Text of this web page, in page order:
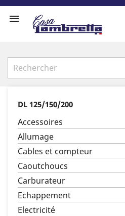

DL 125/150/200
Accessoires
Allumage
Cables et compteur
Caoutchoucs
Carburateur
Echappement
Electricité